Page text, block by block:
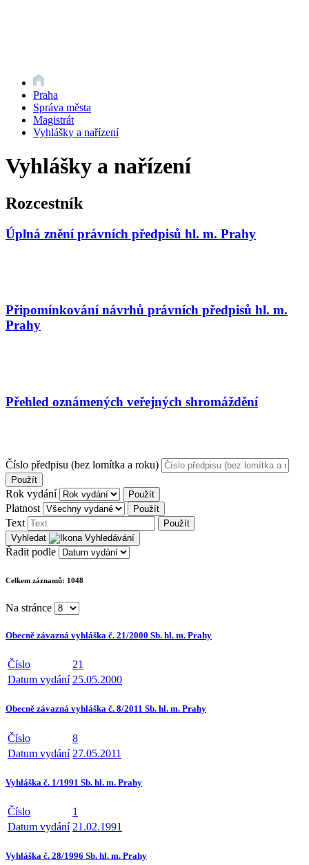
Praha
Správa města
Magistrát
Vyhlášky a nařízení
Vyhlášky a nařízení
Rozcestník
Úplná znění právních předpisů hl. m. Prahy
Připomínkování návrhů právních předpisů hl. m.
Prahy
Přehled oznámených veřejných shromáždění
Číslo předpisu (bez lomítka a roku)
Použít
Rok vydání Použít
Platnost Použít
Text
Použít
Vyhledat
Řadit podle
Celkem záznamů: 1048
Na stránce
Obecně závazná vyhláška č. 21/2000 Sb. hl. m. Prahy
Číslo
21
Datum vydání 25.05.2000
Obecně závazná vyhláška č. 8/2011 Sb. hl. m. Prahy
Číslo
8
Datum vydání 27.05.2011
Vyhláška č. 1/1991 Sb. hl. m. Prahy
Číslo
1
Datum vydání 21.02.1991
Vyhláška č. 28/1996 Sb. hl. m. Prahy